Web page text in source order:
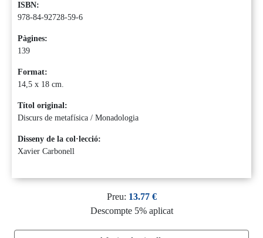
ISBN:
978-84-92728-59-6
Pàgines:
139
Format:
14,5 x 18 cm.
Títol original:
Discurs de metafísica / Monadologia
Disseny de la col·lecció:
Xavier Carbonell
Preu: 13.77 €
Descompte 5% aplicat